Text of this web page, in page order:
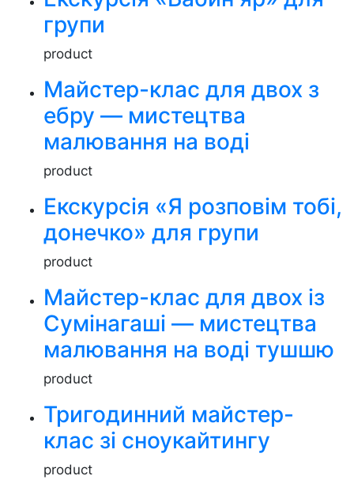
групи
product
Майстер-клас для двох з
ебру — мистецтва
малювання на воді
product
Екскурсія «Я розповім тобі,
донечко» для групи
product
Майстер-клас для двох із
Сумінагаші — мистецтва
малювання на воді тушшю
product
Тригодинний майстер-
клас зі сноукайтингу
product